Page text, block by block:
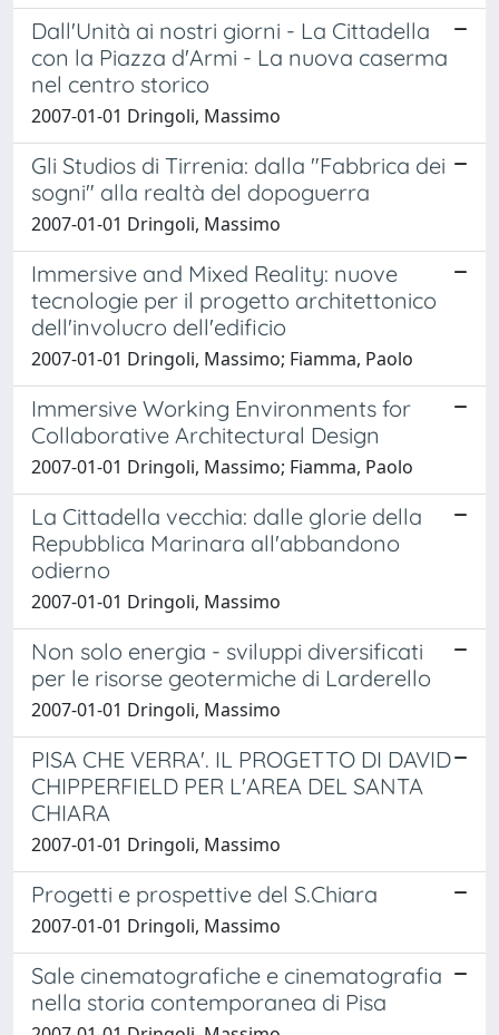
Dall'Unità ai nostri giorni - La Cittadella
con la Piazza d'Armi - La nuova caserma
nel centro storico
2007-01-01 Dringoli, Massimo
Gli Studios di Tirrenia: dalla "Fabbrica dei
sogni" alla realtà del dopoguerra
2007-01-01 Dringoli, Massimo
Immersive and Mixed Reality: nuove
tecnologie per il progetto architettonico
dell'involucro dell'edificio
2007-01-01 Dringoli, Massimo; Fiamma, Paolo
Immersive Working Environments for
Collaborative Architectural Design
2007-01-01 Dringoli, Massimo; Fiamma, Paolo
La Cittadella vecchia: dalle glorie della
Repubblica Marinara all'abbandono
odierno
2007-01-01 Dringoli, Massimo
Non solo energia - sviluppi diversificati
per le risorse geotermiche di Larderello
2007-01-01 Dringoli, Massimo
PISA CHE VERRA'. IL PROGETTO DI DAVID
CHIPPERFIELD PER L'AREA DEL SANTA
CHIARA
2007-01-01 Dringoli, Massimo
Progetti e prospettive del S.Chiara
2007-01-01 Dringoli, Massimo
Sale cinematografiche e cinematografia
nella storia contemporanea di Pisa